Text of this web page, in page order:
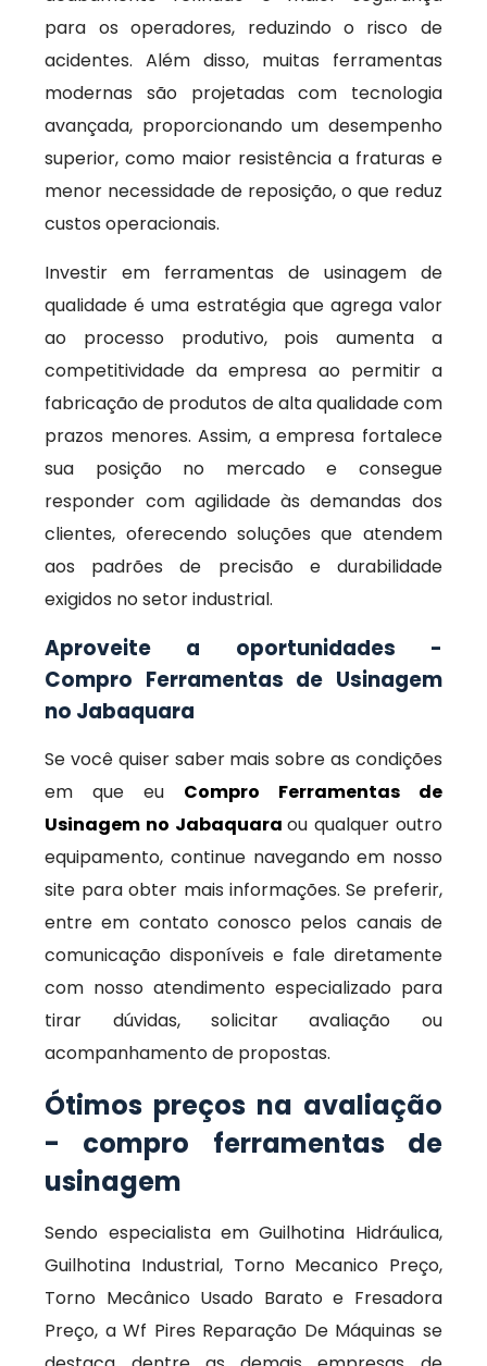
para os operadores, reduzindo o risco de
acidentes. Além disso, muitas ferramentas
modernas são projetadas com tecnologia
avançada, proporcionando um desempenho
superior, como maior resistência a fraturas e
menor necessidade de reposição, o que reduz
custos operacionais.
Investir em ferramentas de usinagem de
qualidade é uma estratégia que agrega valor
ao processo produtivo, pois aumenta a
competitividade da empresa ao permitir a
fabricação de produtos de alta qualidade com
prazos menores. Assim, a empresa fortalece
sua posição no mercado e consegue
responder com agilidade às demandas dos
clientes, oferecendo soluções que atendem
aos padrões de precisão e durabilidade
exigidos no setor industrial.
Aproveite a oportunidades -
Compro Ferramentas de Usinagem
no Jabaquara
Se você quiser saber mais sobre as condições
em que eu Compro Ferramentas de
Usinagem no Jabaquaraou qualquer outro
equipamento, continue navegando em nosso
site para obter mais informações. Se preferir,
entre em contato conosco pelos canais de
comunicação disponíveis e fale diretamente
com nosso atendimento especializado para
tirar dúvidas, solicitar avaliação ou
acompanhamento de propostas.
Ótimos preços na avaliação
- compro ferramentas de
usinagem
Sendo especialista em Guilhotina Hidráulica,
Guilhotina Industrial, Torno Mecanico Preço,
Torno Mecânico Usado Barato e Fresadora
Preço, a Wf Pires Reparação De Máquinas se